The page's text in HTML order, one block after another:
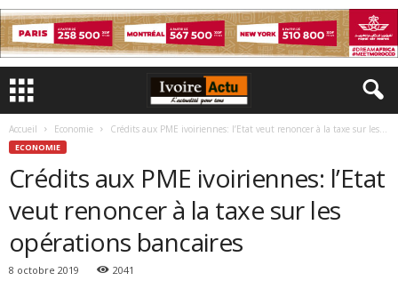
Accueil Economie Crédits aux PME ivoiriennes: l’Etat veut renoncer à la taxe sur les...
ECONOMIE
Crédits aux PME ivoiriennes: l’Etat
veut renoncer à la taxe sur les
opérations bancaires
8 octobre 2019 2041